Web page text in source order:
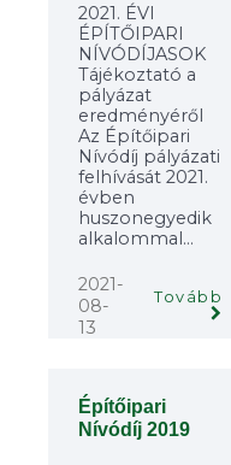
2021. ÉVI
ÉPÍTŐIPARI
NÍVÓDÍJASOK
Tájékoztató a
pályázat
eredményéről
Az Építőipari
Nívódíj pályázati
felhívását 2021.
évben
huszonegyedik
alkalommal...
2021-
08-
13
Tovább
Építőipari
Nívódíj 2019